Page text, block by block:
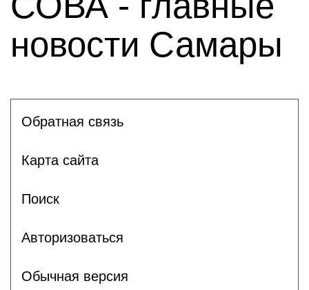
новости Самары
Обратная связь
Карта сайта
Поиск
Авторизоваться
Обычная версия